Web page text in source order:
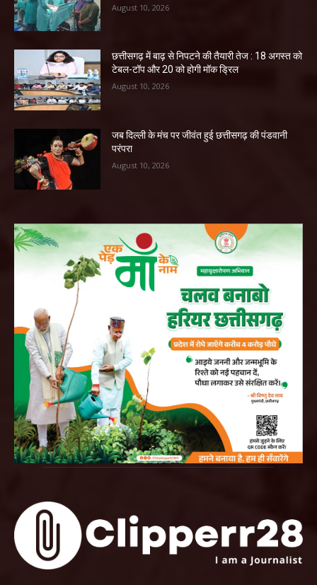
August 10, 2026
छत्तीसगढ़ में बाढ़ से निपटने की तैयारी तेज : 18 अगस्त को
टेबल-टॉप और 20 को होगी मॉक ड्रिल
August 10, 2026
जब दिल्ली के मंच पर जीवंत हुई छत्तीसगढ़ की पंडवानी
परंपरा
August 10, 2026